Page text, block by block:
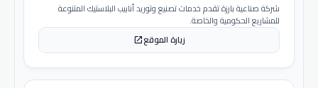
شركة صناعية بارزة تقدم خدمات تصنيع وتوريد أنابيب البلاستيك المتنوعة
للمشاريع الحكومية والخاصة.
زيارة الموقعopen_in_new